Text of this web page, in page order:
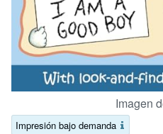
Imagen
Impresión bajo demanda